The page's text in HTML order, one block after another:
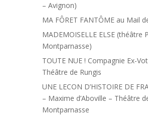
– Avignon)
MA FÔRET FANTÔME au Mail
MADEMOISELLE ELSE (théâtre
Montparnasse)
TOUTE NUE ! Compagnie Ex-
Théâtre de Rungis
UNE LECON D’HISTOIRE DE
– Maxime d’Aboville – Théâtre
Montparnasse